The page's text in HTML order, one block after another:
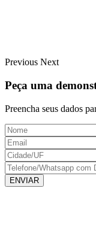
Previous Next
Peça uma
Preencha seus dados
ENVIAR